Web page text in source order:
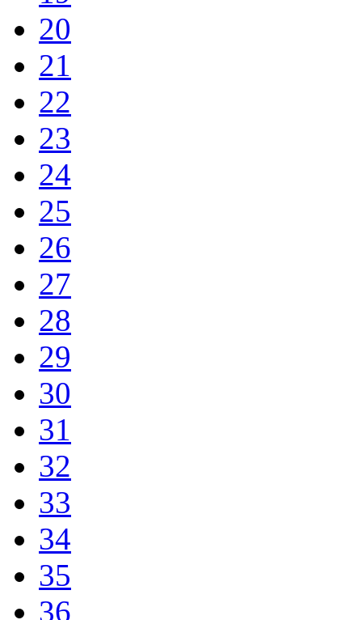
20
21
22
23
24
25
26
27
28
29
30
31
32
33
34
35
36